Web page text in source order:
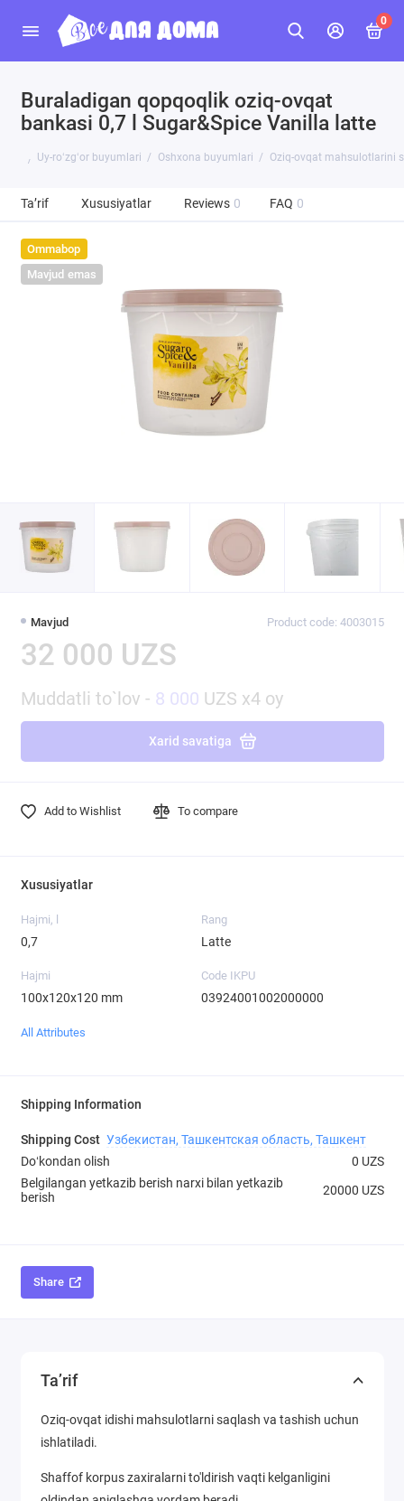
0
Buraladigan qopqoqlik oziq-ovqat
bankasi 0,7 l Sugar&Spice Vanilla latte
Uy-roʻzgʻor buyumlari Oshxona buyumlari Oziq-ovqat mahsulotlarini
Ta’rif Xususiyatlar Reviews 0 FAQ 0
Ommabop
Mavjud emas
Mavjud Product code: 4003015
32 000 UZS
Muddatli to`lov - 8 000 UZS x4 oy
Xarid savatiga
Add to Wishlist To compare
Xususiyatlar
Hajmi, l
0,7
Rang
Latte
Hajmi
100x120x120 mm
Code IKPU
03924001002000000
All Attributes
Shipping Information
Shipping Cost Узбекистан, Ташкентская область, Ташкент
Doʻkondan olish
0 UZS
Belgilangan yetkazib berish narxi bilan yetkazib
berish
20000 UZS
Share
Ta’rif
Oziq-ovqat idishi mahsulotlarni saqlash va tashish uchun
ishlatiladi.
Shaffof korpus zaxiralarni to'ldirish vaqti kelganligini